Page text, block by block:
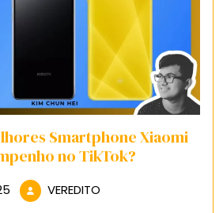
Smartphone Xiaomi
no TikTok?
agostoVEREDITO